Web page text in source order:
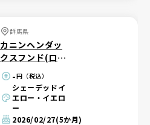
群馬県
カニンヘンダッ
クスフンド(ロン
グ) -円（税込）
シェーデッドイ
エロー・イエロ
ー
2026/02/27(5か月)